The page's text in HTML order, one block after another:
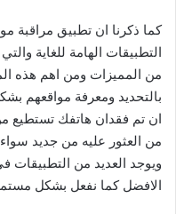
كما ذكرنا ان تطبيق مراقبة
التطبيقات الهامة للغاية
من المميزات ومن اهم هذه
بالتحديد ومعرفة مواقعهم
ان تم فقدان هاتفك تستطيع
من العثور عليه من جديد
ويوجد العديد من
الافضل كما نفعل بشكل